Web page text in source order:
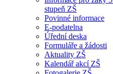
stupeň ZŠ
Povinné informace
E-podatelna
Úřední deska
Formuláře a žádosti
Aktuality ZŠ
Kalendář akcí ZŠ